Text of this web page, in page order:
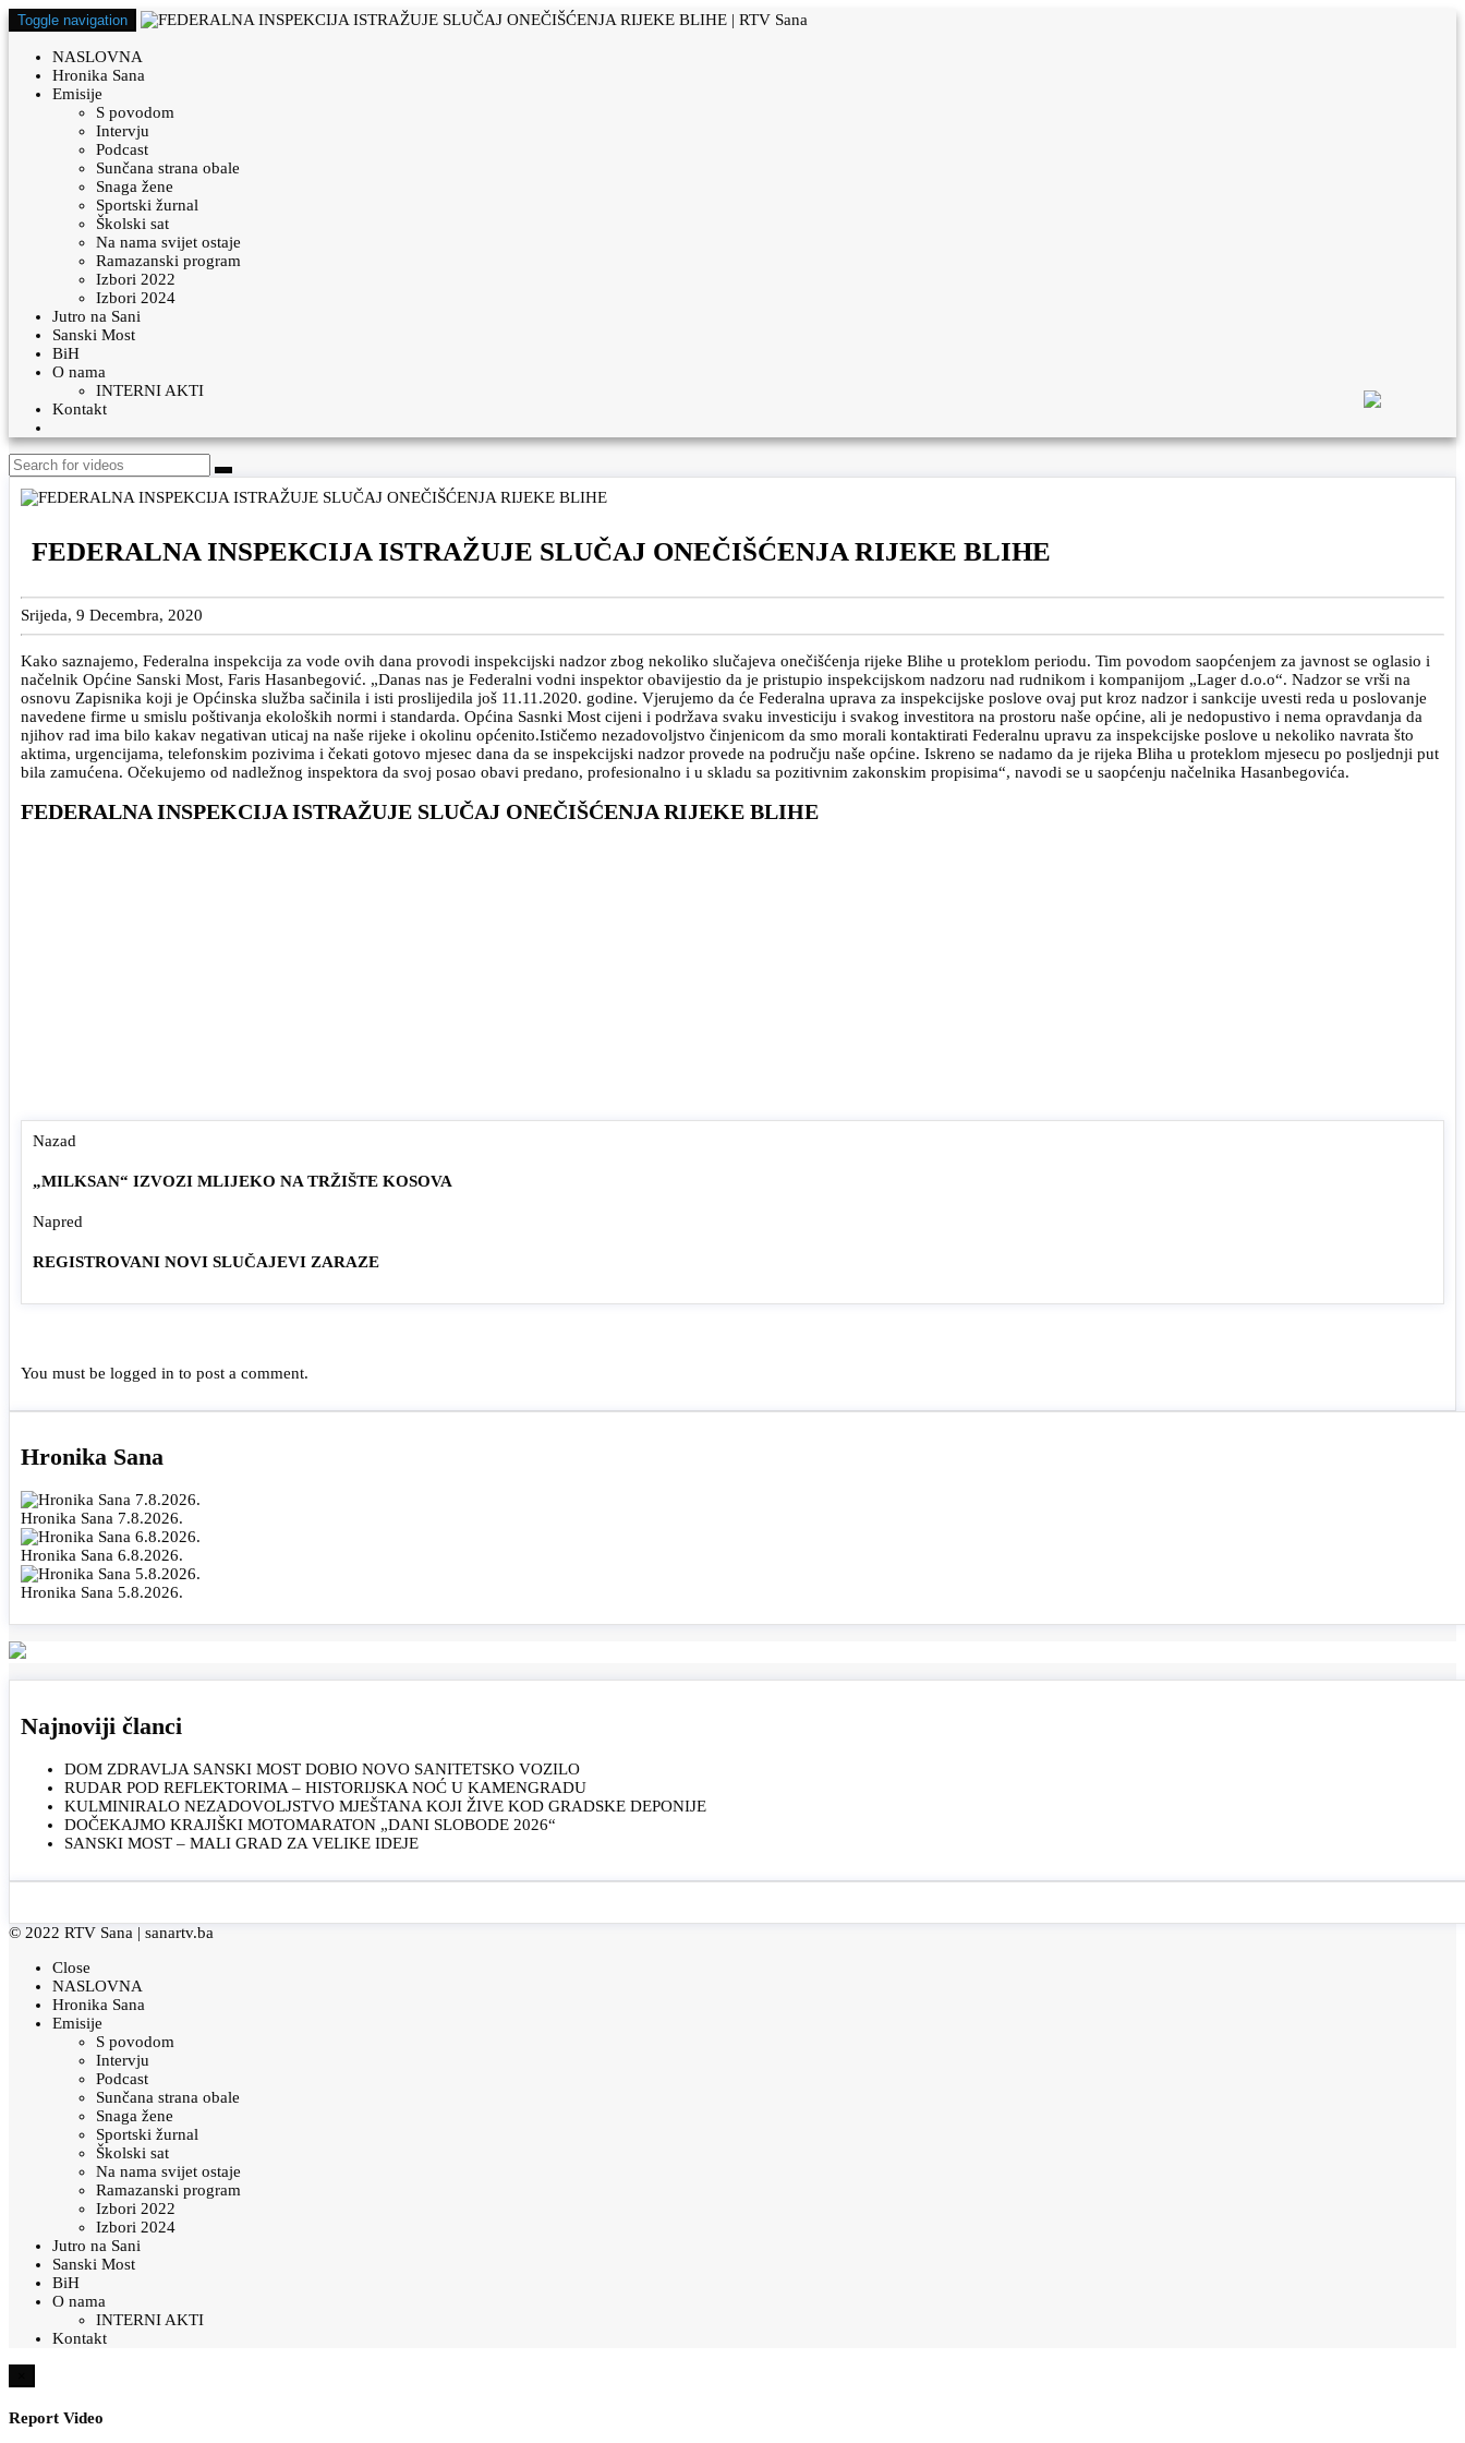
Toggle navigation
NASLOVNA
Hronika Sana
Emisije
S povodom
Intervju
Podcast
Sunčana strana obale
Snaga žene
Sportski žurnal
Školski sat
Na nama svijet ostaje
Ramazanski program
Izbori 2022
Izbori 2024
Jutro na Sani
Sanski Most
BiH
O nama
INTERNI AKTI
Kontakt
FEDERALNA INSPEKCIJA ISTRAŽUJE SLUČAJ ONEČIŠĆENJA RIJEKE BLIHE
Srijeda, 9 Decembra, 2020
Kako saznajemo, Federalna inspekcija za vode ovih dana provodi inspekcijski nadzor zbog nekoliko slučajeva onečišćenja rijeke Blihe u proteklom periodu. Tim povodom saopćenjem za javnost se oglasio i
načelnik Općine Sanski Most, Faris Hasanbegović. „Danas nas je Federalni vodni inspektor obavijestio da je pristupio inspekcijskom nadzoru nad rudnikom i kompanijom „Lager d.o.o“. Nadzor se vrši na
osnovu Zapisnika koji je Općinska služba sačinila i isti proslijedila još 11.11.2020. godine. Vjerujemo da će Federalna uprava za inspekcijske poslove ovaj put kroz nadzor i sankcije uvesti reda u poslovanje
navedene firme u smislu poštivanja ekoloških normi i standarda. Općina Sasnki Most cijeni i podržava svaku investiciju i svakog investitora na prostoru naše općine, ali je nedopustivo i nema opravdanja da
njihov rad ima bilo kakav negativan uticaj na naše rijeke i okolinu općenito.Ističemo nezadovoljstvo činjenicom da smo morali kontaktirati Federalnu upravu za inspekcijske poslove u nekoliko navrata što
aktima, urgencijama, telefonskim pozivima i čekati gotovo mjesec dana da se inspekcijski nadzor provede na području naše općine. Iskreno se nadamo da je rijeka Bliha u proteklom mjesecu po posljednji put
bila zamućena. Očekujemo od nadležnog inspektora da svoj posao obavi predano, profesionalno i u skladu sa pozitivnim zakonskim propisima“, navodi se u saopćenju načelnika Hasanbegovića.
FEDERALNA INSPEKCIJA ISTRAŽUJE SLUČAJ ONEČIŠĆENJA RIJEKE BLIHE
Nazad
„MILKSAN“ IZVOZI MLIJEKO NA TRŽIŠTE KOSOVA
Napred
REGISTROVANI NOVI SLUČAJEVI ZARAZE
You must be logged in to post a comment.
Hronika Sana
Hronika Sana 7.8.2026.
Hronika Sana 6.8.2026.
Hronika Sana 5.8.2026.
Najnoviji članci
DOM ZDRAVLJA SANSKI MOST DOBIO NOVO SANITETSKO VOZILO
RUDAR POD REFLEKTORIMA – HISTORIJSKA NOĆ U KAMENGRADU
KULMINIRALO NEZADOVOLJSTVO MJEŠTANA KOJI ŽIVE KOD GRADSKE DEPONIJE
DOČEKAJMO KRAJIŠKI MOTOMARATON „DANI SLOBODE 2026“
SANSKI MOST – MALI GRAD ZA VELIKE IDEJE
© 2022 RTV Sana | sanartv.ba
Close
NASLOVNA
Hronika Sana
Emisije
S povodom
Intervju
Podcast
Sunčana strana obale
Snaga žene
Sportski žurnal
Školski sat
Na nama svijet ostaje
Ramazanski program
Izbori 2022
Izbori 2024
Jutro na Sani
Sanski Most
BiH
O nama
INTERNI AKTI
Kontakt
Report Video